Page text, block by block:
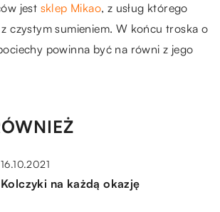
jest sklep Mikao, z usług którego
czystym sumieniem. W końcu troska o
powinna być na równi z jego
16.10.2021
Kolczyki na każdą okazję